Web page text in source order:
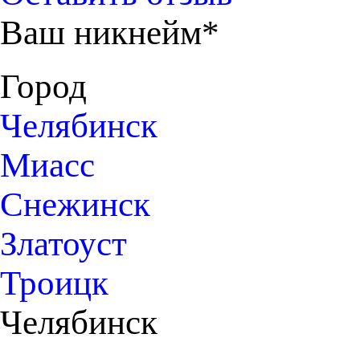
Ваш никнейм*
Город
Челябинск
Миасс
Снежинск
Златоуст
Троицк
Челябинск